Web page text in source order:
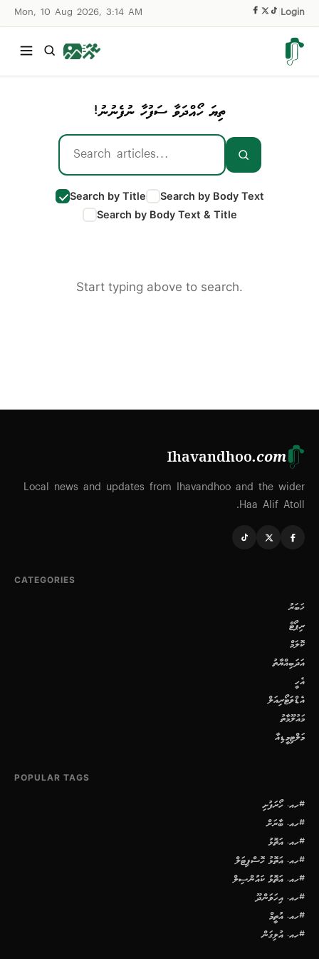
Mon, 10 Aug 2026, 3:14 AM Login
ތިޔަ ހޯއްދަވާ ސަފުހާ ނުފެނުނު!
Search by Title
Search by Body Text
Search by Body Text & Title
Start typing above to search.
Ihavandhoo.com
Local news and updates from Ihavandhoo and the wider
Haa Alif Atoll.
CATEGORIES
ޚަބަރު
ރިޕޯޓް
ކޮލަމް
އަދަބިއްޔާތު
އެހީ
އެޑްވަޓޯރިއަލް
މައުލޫމާތު
މަލްޓިމީޑިއާ
POPULAR TAGS
#ހއ. ހޯރަފުށި
#ހއ. ބާރަށް
#ހއ. އަތޮޅު
#ހއ. އަތޮޅު ހޮސްޕިޓަލް
#ހއ. އަތޮޅު ކައުންސިލް
#ހއ. އިހަވަންދޫ
#ހއ. އުތީމް
#ހއ. އުލިގަން